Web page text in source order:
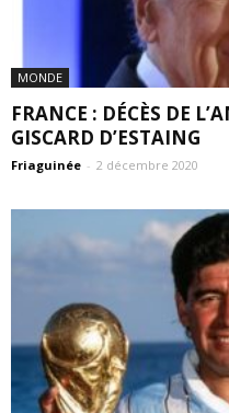
MONDE
FRANCE : DÉCÈS DE
GISCARD D’ESTAING
Friaguinée - 2 décembre 2020